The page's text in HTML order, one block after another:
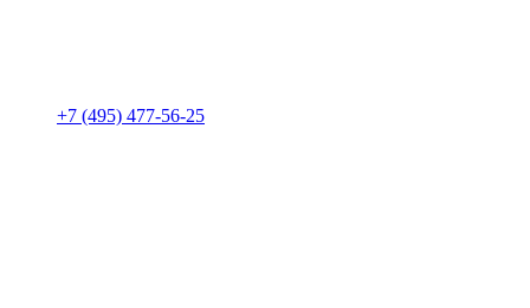
+7 (495) 477-56-25